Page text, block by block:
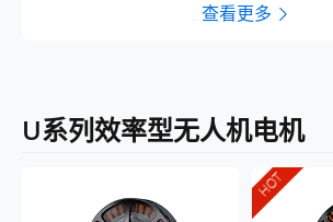
查看更多
U系列效率型无人机电机
HOT